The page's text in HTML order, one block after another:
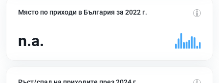
Място по приходи в България за 2022 г.
n.a.